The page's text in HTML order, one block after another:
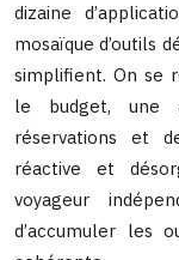
dizaine
mosaïque d’outils
simplifient. On se
le budget, une
réservations et
réactive et
voyageur
d’accumuler les